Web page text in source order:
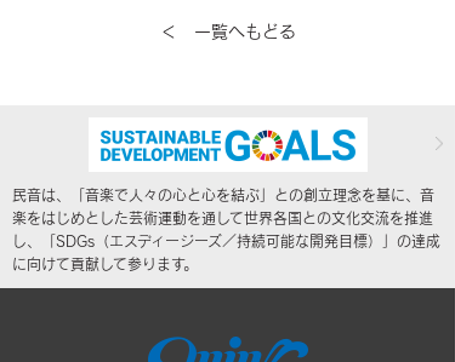
＜ 一覧へもどる
民音は、「音楽で人々の心と心を結ぶ」との創立理念を基に、音
楽をはじめとした芸術運動を通して世界各国との文化交流を推進
し、「SDGs（エスディージーズ／持続可能な開発目標）」の達成
に向けて貢献して参ります。